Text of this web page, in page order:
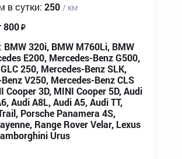
в сутки: 250 / км
800
BMW 320i, BMW M760Li, BMW
E200, Mercedes-Benz G500,
250, Mercedes-Benz SLK,
V250, Mercedes-Benz CLS
Cooper 3D, MINI Cooper 5D, Audi
Audi A8L, Audi A5, Audi TT,
Porsche Panamera 4S,
Range Rover Velar, Lexus
Urus